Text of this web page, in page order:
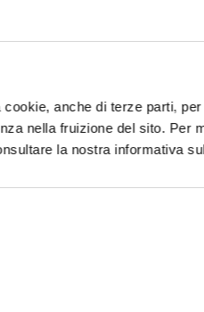
anche di terze parti,
nella fruizione del sito. Per
la nostra informativa
campionato per noi”